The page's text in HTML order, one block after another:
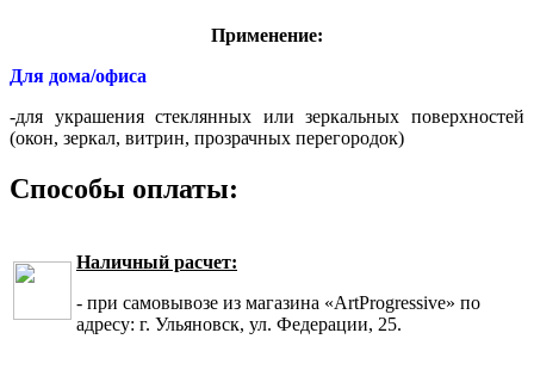
Применение:
Для дома/офиса
-для украшения стеклянных или зеркальных поверхностей
(окон, зеркал, витрин, прозрачных перегородок)
Способы оплаты:
Наличный расчет:
- при самовывозе из магазина «ArtProgressive» по
адресу: г. Ульяновск, ул. Федерации, 25.